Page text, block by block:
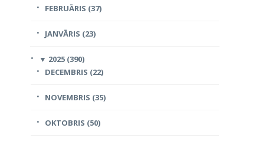
FEBRUĀRIS (37)
JANVĀRIS (23)
▼ 2025 (390)
DECEMBRIS (22)
NOVEMBRIS (35)
OKTOBRIS (50)